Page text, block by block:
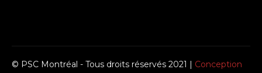
© PSC Montréal - Tous droits réservés 2021 | Conception